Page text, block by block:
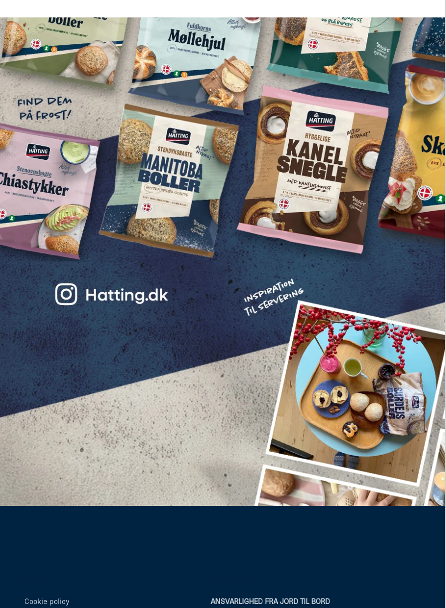
Cookie policy ANSVARLIGHED FRA JORD TIL BORD